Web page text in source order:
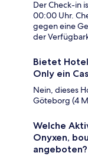
Der Check-in
00:00 Uhr.
gegen eine
der
Bietet
Only ein
Nein, dieses
Göteborg (4
Welche
Onyxen,
angeboten?